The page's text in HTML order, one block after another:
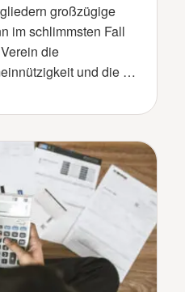
großzügige
im schlimmsten Fall
die
und die …